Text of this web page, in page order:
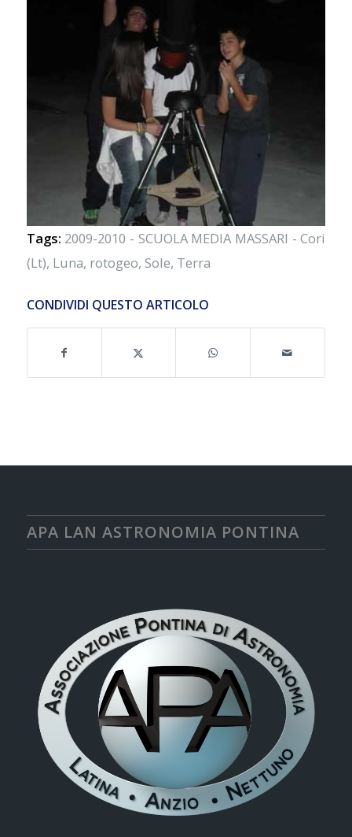
Tags: 2009-2010 - SCUOLA MEDIA MASSARI - Cori
(Lt), Luna, rotogeo, Sole, Terra
CONDIVIDI QUESTO ARTICOLO
APA LAN ASTRONOMIA PONTINA